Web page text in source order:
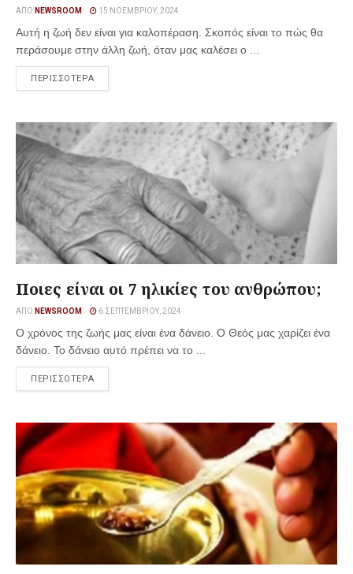
ΑΠΌ NEWSROOM 15 ΝΟΕΜΒΡΊΟΥ, 2024
Αυτή η ζωή δεν είναι για καλοπέραση. Σκοπός είναι το πώς θα
περάσουμε στην άλλη ζωή, όταν μας καλέσει ο ...
ΠΕΡΙΣΣΟΤΕΡΑ
Ποιες είναι οι 7 ηλικίες του ανθρώπου;
ΑΠΌ NEWSROOM 6 ΣΕΠΤΕΜΒΡΊΟΥ, 2024
Ο χρόνος της ζωής μας είναι ένα δάνειο. Ο Θεός μας χαρίζει ένα
δάνειο. Το δάνειο αυτό πρέπει να το ...
ΠΕΡΙΣΣΟΤΕΡΑ